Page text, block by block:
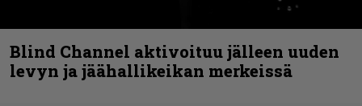
Blind Channel aktivoituu jälleen uuden
levyn ja jäähallikeikan merkeissä